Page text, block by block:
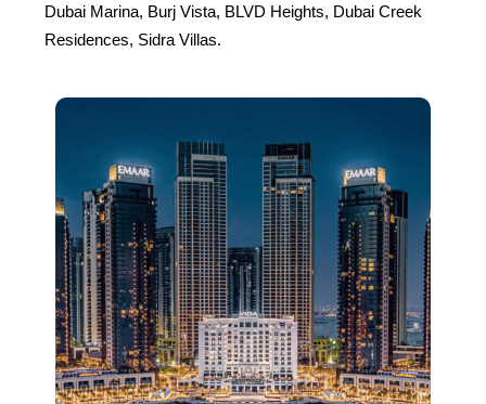
Dubai Marina, Burj Vista, BLVD Heights, Dubai Creek
Residences, Sidra Villas.